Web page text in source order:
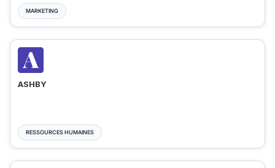
MARKETING
ASHBY
RESSOURCES HUMAINES